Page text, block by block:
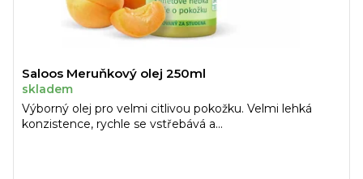
Saloos Meruňkový olej 250ml
skladem
Výborný olej pro velmi citlivou pokožku. Velmi lehká
konzistence, rychle se vstřebává a...